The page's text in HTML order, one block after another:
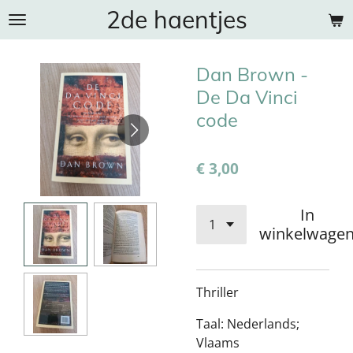
Ga
hoofdinhoud
2de haentjes
Dan Brown -
De Da Vinci
code
€ 3,00
In
Thriller
Taal: Nederlands;
Vlaams